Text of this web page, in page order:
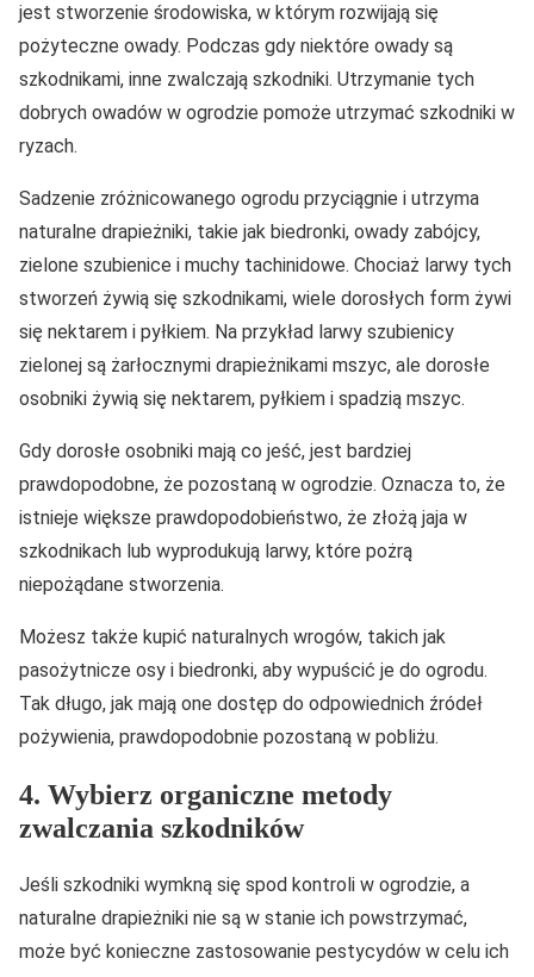
jest stworzenie środowiska, w którym rozwijają się
pożyteczne owady. Podczas gdy niektóre owady są
szkodnikami, inne zwalczają szkodniki. Utrzymanie tych
dobrych owadów w ogrodzie pomoże utrzymać szkodniki w
ryzach.
Sadzenie zróżnicowanego ogrodu przyciągnie i utrzyma
naturalne drapieżniki, takie jak biedronki, owady zabójcy,
zielone szubienice i muchy tachinidowe. Chociaż larwy tych
stworzeń żywią się szkodnikami, wiele dorosłych form żywi
się nektarem i pyłkiem. Na przykład larwy szubienicy
zielonej są żarłocznymi drapieżnikami mszyc, ale dorosłe
osobniki żywią się nektarem, pyłkiem i spadzią mszyc.
Gdy dorosłe osobniki mają co jeść, jest bardziej
prawdopodobne, że pozostaną w ogrodzie. Oznacza to, że
istnieje większe prawdopodobieństwo, że złożą jaja w
szkodnikach lub wyprodukują larwy, które pożrą
niepożądane stworzenia.
Możesz także kupić naturalnych wrogów, takich jak
pasożytnicze osy i biedronki, aby wypuścić je do ogrodu.
Tak długo, jak mają one dostęp do odpowiednich źródeł
pożywienia, prawdopodobnie pozostaną w pobliżu.
4. Wybierz organiczne metody
zwalczania szkodników
Jeśli szkodniki wymkną się spod kontroli w ogrodzie, a
naturalne drapieżniki nie są w stanie ich powstrzymać,
może być konieczne zastosowanie pestycydów w celu ich